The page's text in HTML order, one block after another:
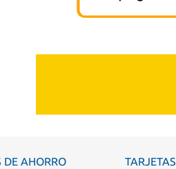
DE AHORRO TARJETAS